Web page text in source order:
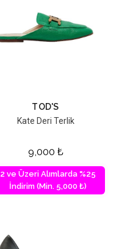
TOD'S
Kate Deri Terlik
9,000 ₺
2 ve Üzeri Alımlarda %25
İndirim (Min. 5,000 ₺)